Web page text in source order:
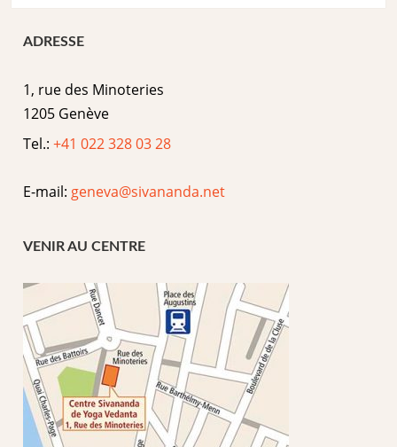
ADRESSE
1, rue des Minoteries
1205 Genève
Tel.:+41 022 328 03 28
E-mail: geneva@sivananda.net
VENIR AU CENTRE